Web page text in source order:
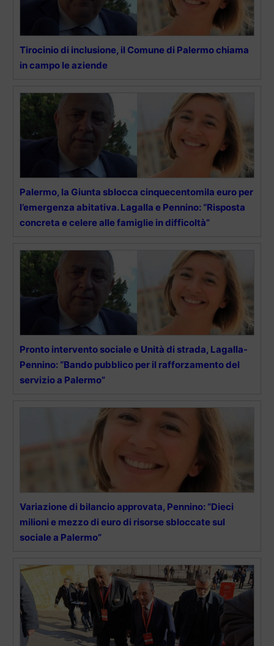
Tirocinio di inclusione, il Comune di Palermo chiama
in campo le aziende
Palermo, la Giunta sblocca cinquecentomila euro per
l’emergenza abitativa. Lagalla e Pennino: “Risposta
concreta e celere alle famiglie in difficoltà”
Pronto intervento sociale e Unità di strada, Lagalla-
Pennino: “Bando pubblico per il rafforzamento del
servizio a Palermo”
Variazione di bilancio approvata, Pennino: “Dieci
milioni e mezzo di euro di risorse sbloccate sul
sociale a Palermo”